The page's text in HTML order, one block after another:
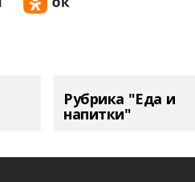
Рубрика "Еда и
напитки"